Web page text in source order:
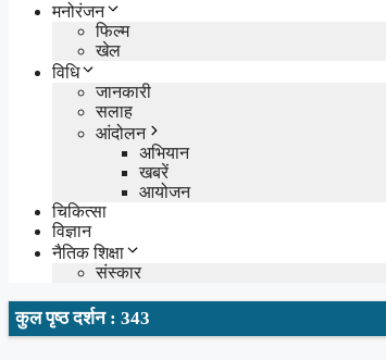
मनोरंजन
फिल्म
खेल
विधि
जानकारी
सलाह
आंदोलन
अभियान
खबरें
आयोजन
चिकित्सा
विज्ञान
नैतिक शिक्षा
संस्कार
कुल पृष्ठ दर्शन : 343